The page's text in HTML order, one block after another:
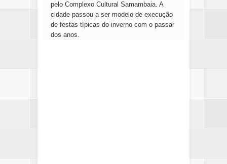
pelo Complexo Cultural Samambaia. A
cidade passou a ser modelo de execução
de festas típicas do inverno com o passar
dos anos.